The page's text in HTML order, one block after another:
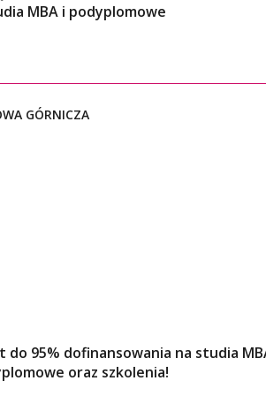
MBA i podyplomowe
GÓRNICZA
do 95% dofinansowania na studia
oraz szkolenia!